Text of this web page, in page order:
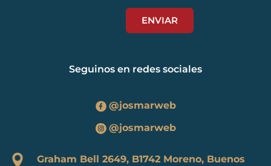
Seguinos en redes sociales
@josmarweb
@josmarweb
Graham Bell 2649, B1742 Moreno, Buenos